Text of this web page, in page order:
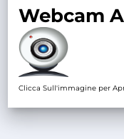
Webcam
Clicca Sull'immagine per